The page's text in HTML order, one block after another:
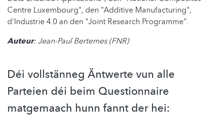
Centre Luxembourg", den "Additive Manufacturing",
d'Industrie 4.0 an den "Joint Research Programme".
Auteur: Jean-Paul Bertemes (FNR)
Déi vollstänneg Äntwerte vun alle
Parteien déi beim Questionnaire
matgemaach hunn fannt der hei: